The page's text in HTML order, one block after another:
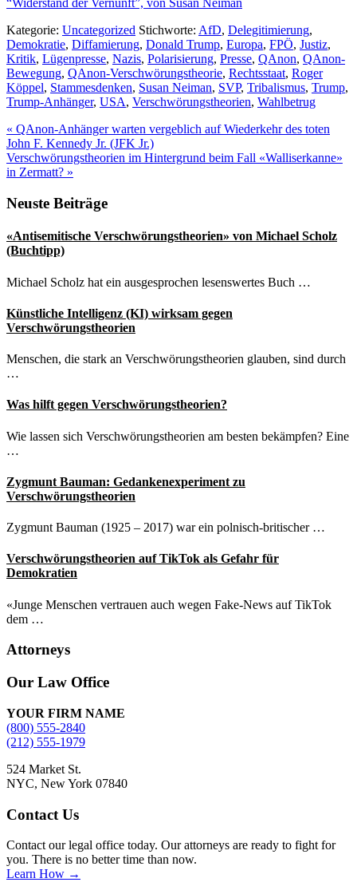
“Widerstand der Vernunft”, von Susan Neiman
Kategorie: Uncategorized Stichworte: AfD, Delegitimierung,
Demokratie, Diffamierung, Donald Trump, Europa, FPÖ, Justiz,
Kritik, Lügenpresse, Nazis, Polarisierung, Presse, QAnon, QAnon-
Bewegung, QAnon-Verschwörungstheorie, Rechtsstaat, Roger
Köppel, Stammesdenken, Susan Neiman, SVP, Tribalismus, Trump,
Trump-Anhänger, USA, Verschwörungstheorien, Wahlbetrug
Vorheriger
Beitrag:
« QAnon-Anhänger warten vergeblich auf Wiederkehr des toten
John F. Kennedy Jr. (JFK Jr.)
Nächster
Beitrag:
Verschwörungstheorien im Hintergrund beim Fall «Walliserkanne»
in Zermatt? »
Seitenspalte
Neuste Beiträge
«Antisemitische Verschwörungstheorien» von Michael Scholz
(Buchtipp)
Michael Scholz hat ein ausgesprochen lesenswertes Buch …
Künstliche Intelligenz (KI) wirksam gegen
Verschwörungstheorien
Menschen, die stark an Verschwörungstheorien glauben, sind durch
…
Was hilft gegen Verschwörungstheorien?
Wie lassen sich Verschwörungstheorien am besten bekämpfen? Eine
…
Zygmunt Bauman: Gedankenexperiment zu
Verschwörungstheorien
Zygmunt Bauman (1925 – 2017) war ein polnisch-britischer …
Verschwörungstheorien auf TikTok als Gefahr für
Demokratien
«Junge Menschen vertrauen auch wegen Fake-News auf TikTok
dem …
Attorneys
Site
Footer
Our Law Office
YOUR FIRM NAME
(800) 555-2840
(212) 555-1979
524 Market St.
NYC, New York 07840
Contact Us
Contact our legal office today. Our attorneys are ready to fight for
you. There is no better time than now.
Learn How →